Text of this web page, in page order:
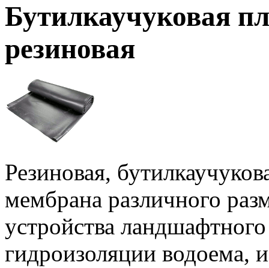
Бутилкаучуковая
резиновая
Резиновая,
мембрана различного
устройства
гидроизоляции водоема,